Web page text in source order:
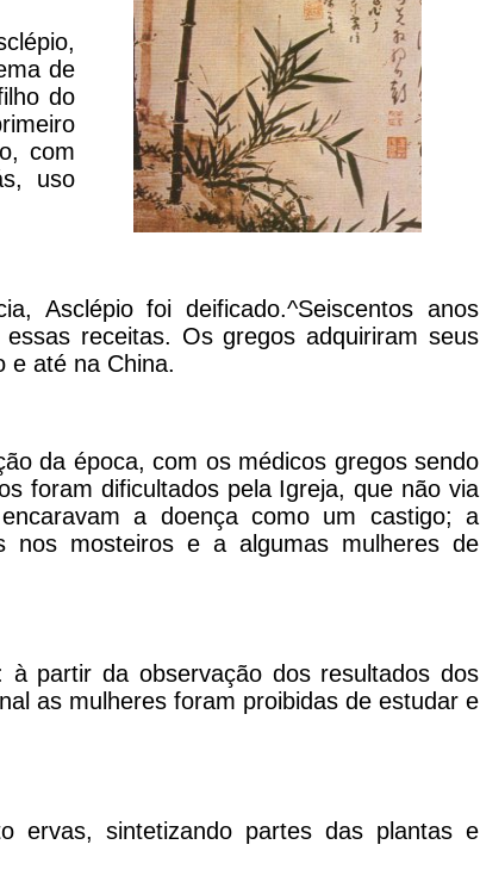
de
do
com
uso
Asclépio foi deificado.^Seiscentos anos
receitas. Os gregos adquiriram seus
e até na China.
da época, com os médicos gregos sendo
foram dificultados pela Igreja, que não via
a doença como um castigo; a
nos mosteiros e a algumas mulheres de
partir da observação dos resultados dos
as mulheres foram proibidas de estudar e
ervas, sintetizando partes das plantas e